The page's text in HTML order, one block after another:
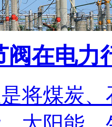
阀在电力
将煤炭